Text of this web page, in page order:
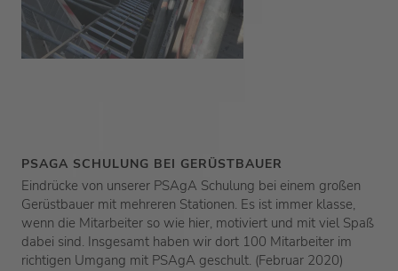
PSAGA SCHULUNG BEI GERÜSTBAUER
Eindrücke von unserer PSAgA Schulung bei einem großen
Gerüstbauer mit mehreren Stationen. Es ist immer klasse,
wenn die Mitarbeiter so wie hier, motiviert und mit viel Spaß
dabei sind. Insgesamt haben wir dort 100 Mitarbeiter im
richtigen Umgang mit PSAgA geschult. (Februar 2020)